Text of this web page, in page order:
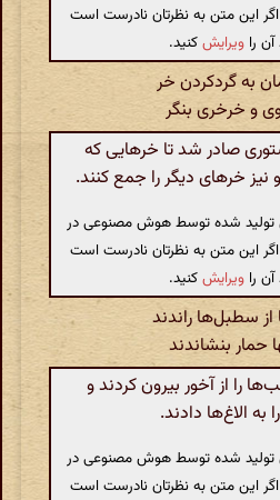
اگر این متن به نظرتان نادرست است
را ویرایشکنید.
به گردکردن خر
و خرخری بنگر
صادر شد تا خرهایی که
خرهای دیگر را جمع کنند.
تولید شده توسط هوش مصنوعی در
اگر این متن به نظرتان نادرست است
را ویرایشکنید.
سطبل‌ها راندند
حمار بنشاندند
از آخور بیرون کردند و
به الاغ‌ها دادند.
تولید شده توسط هوش مصنوعی در
اگر این متن به نظرتان نادرست است